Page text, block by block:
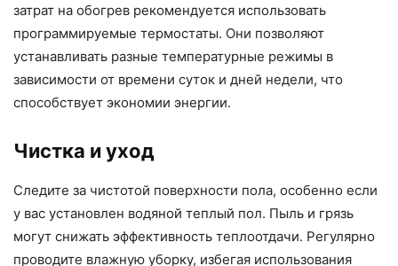
затрат на обогрев рекомендуется использовать
программируемые термостаты. Они позволяют
устанавливать разные температурные режимы в
зависимости от времени суток и дней недели, что
способствует экономии энергии.
Чистка и уход
Следите за чистотой поверхности пола, особенно если
у вас установлен водяной теплый пол. Пыль и грязь
могут снижать эффективность теплоотдачи. Регулярно
проводите влажную уборку, избегая использования